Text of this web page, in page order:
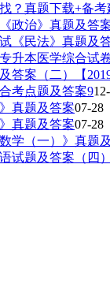
？真题下载+备
政治》真题及答
《民法》真题及
升本医学综合试
答案（二）【2019
考点题及答案9
真题及答案07-28
真题及答案07-28
学（一）》真题
试题及答案（四）